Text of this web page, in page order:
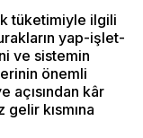
tüketimiyle ilgili
yap-işlet-
ve sistemin
önemli
açısından kâr
kısmına